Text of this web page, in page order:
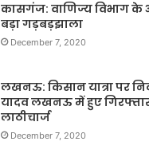
कासगंज: वाणिज्य विभाग के
बड़ा गड़बड़झाला
December 7, 2020
लखनऊ: किसान यात्रा पर
यादव लखनऊ में हुए
लाठीचार्ज
December 7, 2020